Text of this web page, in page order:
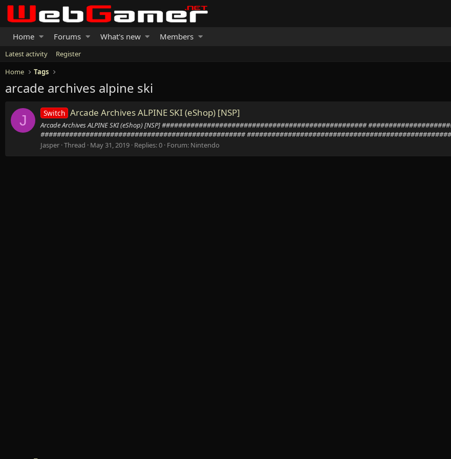
Home Forums What's new Members
Latest activity
Register
Home
Tags
arcade archives alpine ski
J Switch Arcade Archives ALPINE SKI (eShop) [NSP]
Arcade Archives ALPINE SKI (eShop) [NSP] ##################################################
##################################################
Jasper Thread May 31, 2019 Replies: 0 Forum: Nintendo